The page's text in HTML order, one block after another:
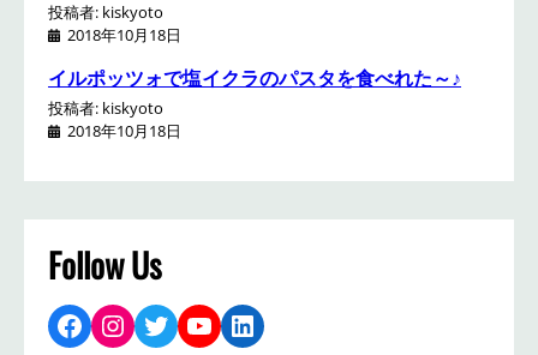
投稿者: kiskyoto
2018年10月18日
イルポッツォで塩イクラのパスタを食べれた～♪
投稿者: kiskyoto
2018年10月18日
Follow Us
Facebook Instagram Twitter YouTube LinkedIn